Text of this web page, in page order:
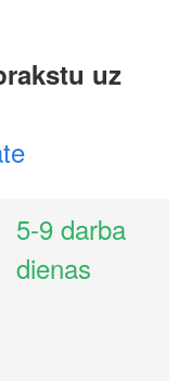
uz
5-9 darba
dienas